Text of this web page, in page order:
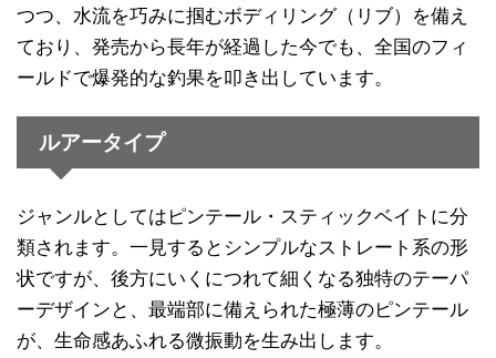
つつ、水流を巧みに掴むボディリング（リブ）を備え
ており、発売から長年が経過した今でも、全国のフィ
ールドで爆発的な釣果を叩き出しています。
ルアータイプ
ジャンルとしてはピンテール・スティックベイトに分
類されます。一見するとシンプルなストレート系の形
状ですが、後方にいくにつれて細くなる独特のテーパ
ーデザインと、最端部に備えられた極薄のピンテール
が、生命感あふれる微振動を生み出します。